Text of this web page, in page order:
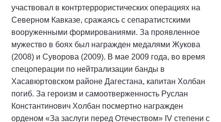
участвовал в контртеррористических операциях на
Северном Кавказе, сражаясь с сепаратистскими
вооруженными формированиями. За проявленное
мужество в боях был награжден медалями Жукова
(2008) и Суворова (2009). В мае 2009 года, во время
спецоперации по нейтрализации банды в
Хасавюртовском районе Дагестана, капитан Холбан
погиб. За героизм и самоотверженность Руслан
Константинович Холбан посмертно награжден
орденом «За заслуги перед Отечеством» IV степени с